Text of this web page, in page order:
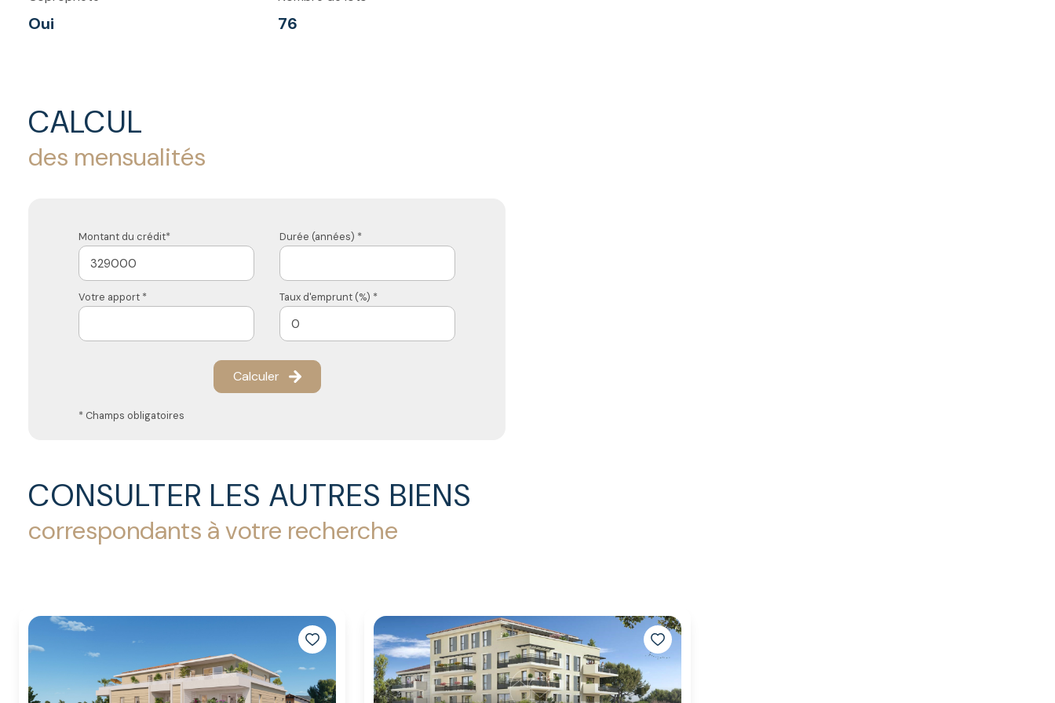
Oui 76
CALCUL
des mensualités
Montant du crédit* Durée (années) *
Votre apport * Taux d'emprunt (%) *
Calculer
* Champs obligatoires
CONSULTER LES AUTRES BIENS
correspondants à votre recherche